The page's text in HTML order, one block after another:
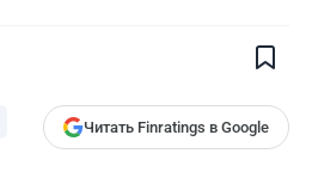
Читать Finratings в Google